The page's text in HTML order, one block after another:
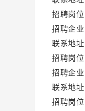
招聘岗位
招聘企业
联系地
招聘岗位
招聘企业
联系地
招聘岗位